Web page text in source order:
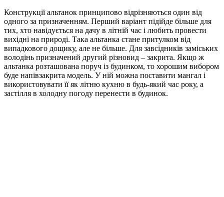
Конструкції альтанок принципово відрізняються один від
одного за призначенням. Перший варіант підійде більше для
тих, хто навідується на дачу в літній час і любить провести
вихідні на природі. Така альтанка стане притулком від
випадкового дощику, але не більше. Для завсідників заміських
володінь призначений другий різновид – закрита. Якщо ж
альтанка розташована поруч із будинком, то хорошим вибором
буде напівзакрита модель. У ній можна поставити мангал і
використовувати її як літню кухню в будь-який час року, а
застілля в холодну погоду перенести в будинок.